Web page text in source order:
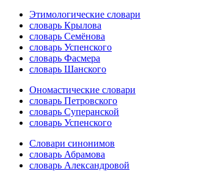
Этимологические словари
словарь Крылова
словарь Семёнова
словарь Успенского
словарь Фасмера
словарь Шанского
Ономастические словари
словарь Петровского
словарь Суперанской
словарь Успенского
Словари синонимов
словарь Абрамова
словарь Александровой